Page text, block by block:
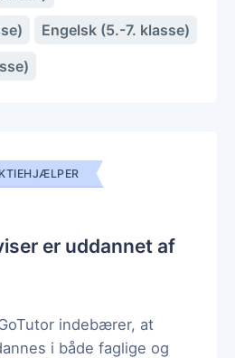
Engelsk (5.-7. klasse)
er uddannet af
indebærer, at
i både faglige og